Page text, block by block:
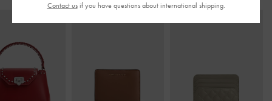
Contact usif you have questions about international shipping.